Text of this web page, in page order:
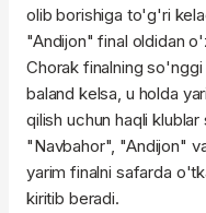
olib borishiga to'g'ri
"Andijon" final oldidan
Chorak finalning
baland kelsa, u holda
qilish uchun haqli
"Navbahor", "Andijon"
yarim finalni safarda
kiritib beradi.